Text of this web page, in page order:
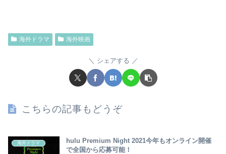
海外ドラマ 海外映画
シェアする
こちらの記事もどうぞ
海外ドラマ
hulu Premium Night 2021今年もオンライン開催
で全国から応募可能！